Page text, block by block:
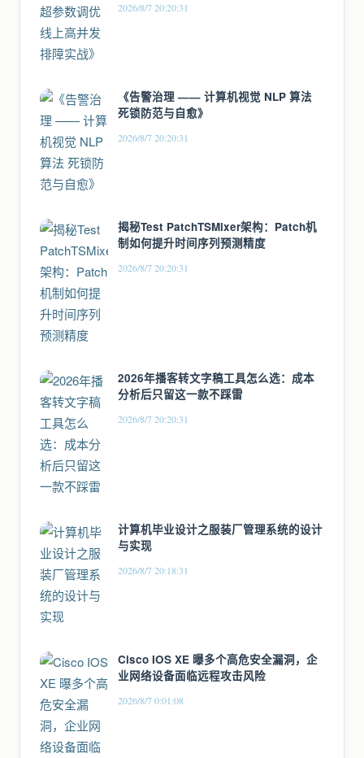
2026/8/7 20:20:31
《告警治理 —— 计算机视觉 NLP 算法
死锁防范与自愈》
2026/8/7 20:20:31
揭秘Test PatchTSMixer架构：Patch机
制如何提升时间序列预测精度
2026/8/7 20:20:31
2026年播客转文字稿工具怎么选：成本
分析后只留这一款不踩雷
2026/8/7 20:20:31
计算机毕业设计之服装厂管理系统的设计
与实现
2026/8/7 20:18:31
Cisco IOS XE 曝多个高危安全漏洞，企
业网络设备面临远程攻击风险
2026/8/7 0:01:08